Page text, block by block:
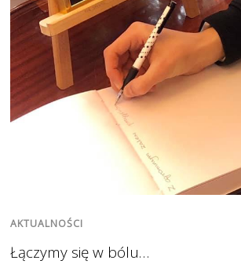
AKTUALNOŚCI
Łączymy się w bólu…